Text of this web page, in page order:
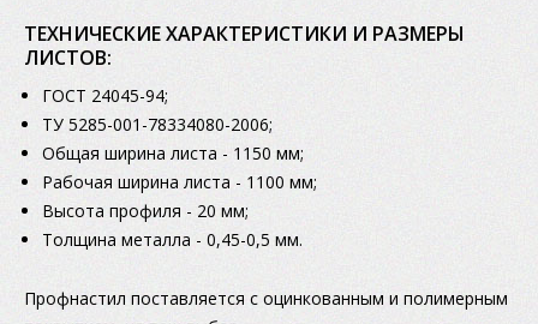
ТЕХНИЧЕСКИЕ ХАРАКТЕРИСТИКИ И РАЗМЕРЫ
ЛИСТОВ:
ГОСТ 24045-94;
ТУ 5285-001-78334080-2006;
Общая ширина листа - 1150 мм;
Рабочая ширина листа - 1100 мм;
Высота профиля - 20 мм;
Толщина металла - 0,45-0,5 мм.
Профнастил поставляется с оцинкованным и полимерным